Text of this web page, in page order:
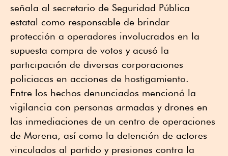
señala al secretario de Seguridad Pública
estatal como responsable de brindar
protección a operadores involucrados en la
supuesta compra de votos y acusó la
participación de diversas corporaciones
policiacas en acciones de hostigamiento.
Entre los hechos denunciados mencionó la
vigilancia con personas armadas y drones en
las inmediaciones de un centro de operaciones
de Morena, así como la detención de actores
vinculados al partido y presiones contra la